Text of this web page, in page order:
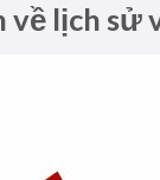
về lịch sử